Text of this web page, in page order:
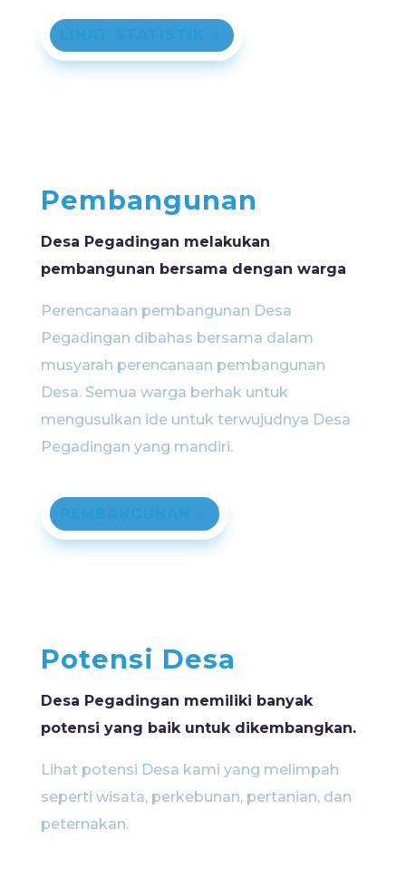
Pembangunan
Desa Pegadingan melakukan
pembangunan bersama dengan warga
Perencanaan pembangunan Desa
Pegadingan dibahas bersama dalam
musyarah perencanaan pembangunan
Desa. Semua warga berhak untuk
mengusulkan ide untuk terwujudnya Desa
Pegadingan yang mandiri.
Potensi Desa
Desa Pegadingan memiliki banyak
potensi yang baik untuk dikembangkan.
Lihat potensi Desa kami yang melimpah
seperti wisata, perkebunan, pertanian, dan
peternakan.